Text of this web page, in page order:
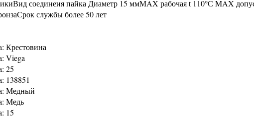
соединеия пайка Диаметр 15 ммMAX рабочая t 110°С MAX
службы более 50 лет
Крестовина
Viega
25
138851
Медный
Медь
15